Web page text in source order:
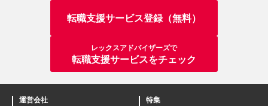
転職支援サービス登録（無料）
レックスアドバイザーズで
転職支援サービスをチェック
運営会社
特集